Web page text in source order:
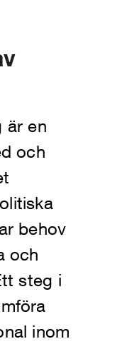
är en
och
behov
och
steg i
inom